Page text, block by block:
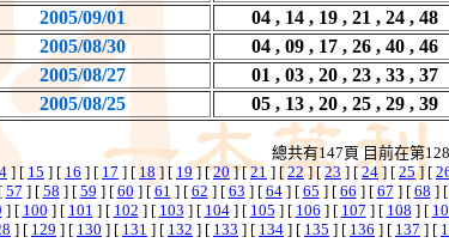
2005/09/01 04 , 14 , 19 , 21 , 24 , 48
2005/08/30 04 , 09 , 17 , 26 , 40 , 46
2005/08/27 01 , 03 , 20 , 23 , 33 , 37
2005/08/25 05 , 13 , 20 , 25 , 29 , 39
總共有147頁 目前在第
] [ 15 ] [ 16 ] [ 17 ] [18 ] [ 19] [20] [21 ] [22] [23 ] [24 ] [ 25] [
57 ] [ 58 ] [ 59 ] [ 60 ] [61 ] [ 62 ] [ 63 ] [ 64] [ 65 ] [ 66 ] [ 67 ] [ 68 ] [
] [ 100 ] [ 101 ] [ 102 ] [ 103 ] [ 104] [ 105 ] [ 106 ] [ 107 ] [ 108 ] [
] [ 129 ] [ 130 ] [ 131 ] [ 132 ] [ 133 ] [ 134 ] [ 135 ] [ 136 ] [ 137 ] [